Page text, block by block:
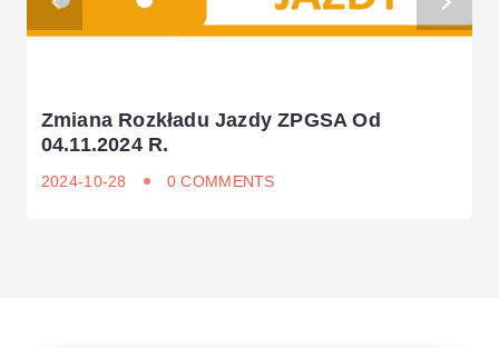
Zmiana Rozkładu Jazdy ZPGSA Od
04.11.2024 R.
2024-10-28 0 COMMENTS